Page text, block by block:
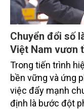
Chuyển đổi số
Việt Nam vươn
Trong tiến trình
bền vững và ứng
việc đẩy mạnh
định là bước đột